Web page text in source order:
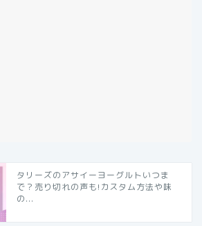
タリーズのアサイーヨーグルトいつま
で？売り切れの声も!カスタム方法や味
の...